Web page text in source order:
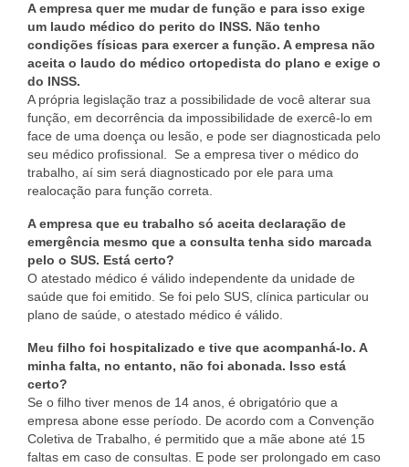
Artigo
Feriados Anuais
Fotos
Informativos
Juris Dúvida
Regulamento CEPE/CE
Vídeos
CONTATO
Fale Conosco
Denúncias e cancelamento
A empresa quer me mudar de função e para isso exige
um laudo médico do perito do INSS. Não tenho
condições físicas para exercer a função. A empresa não
aceita o laudo do médico ortopedista do plano e exige o
do INSS.
A própria legislação traz a possibilidade de você alterar sua
função, em decorrência da impossibilidade de exercê-lo em
face de uma doença ou lesão, e pode ser diagnosticada pelo
seu médico profissional. Se a empresa tiver o médico do
trabalho, aí sim será diagnosticado por ele para uma
realocação para função correta.
A empresa que eu trabalho só aceita declaração de
emergência mesmo que a consulta tenha sido marcada
pelo o SUS. Está certo?
O atestado médico é válido independente da unidade de
saúde que foi emitido. Se foi pelo SUS, clínica particular ou
plano de saúde, o atestado médico é válido.
Meu filho foi hospitalizado e tive que acompanhá-lo. A
minha falta, no entanto, não foi abonada. Isso está
certo?
Se o filho tiver menos de 14 anos, é obrigatório que a
empresa abone esse período. De acordo com a Convenção
Coletiva de Trabalho, é permitido que a mãe abone até 15
faltas em caso de consultas. E pode ser prolongado em caso